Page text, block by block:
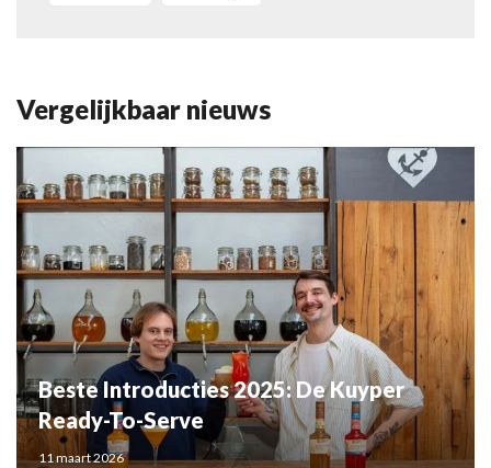
Vergelijkbaar nieuws
Beste Introducties 2025: De Kuyper
Ready-To-Serve
11 maart 2026